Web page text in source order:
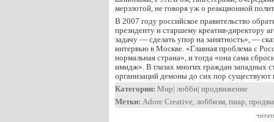
мерзлотой, не говоря уж о реакционной
В 2007 году российское правительство
президенту и старшему креатив-директору
задачу — сделать упор на занятность», —
интервью в Москве. «Главная проблема с
нормальная страна», и тогда «она сама
имидж». В глазах многих граждан западных
организаций демоны до сих пор
Категории: Мир| лобби| продвижение
Метки: Adore Creative, лоббизм, пиар,